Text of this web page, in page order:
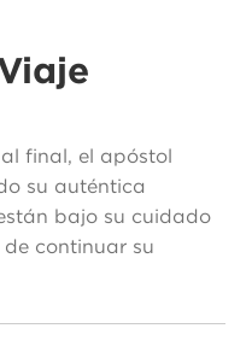
final, el apóstol
su auténtica
bajo su cuidado
continuar su